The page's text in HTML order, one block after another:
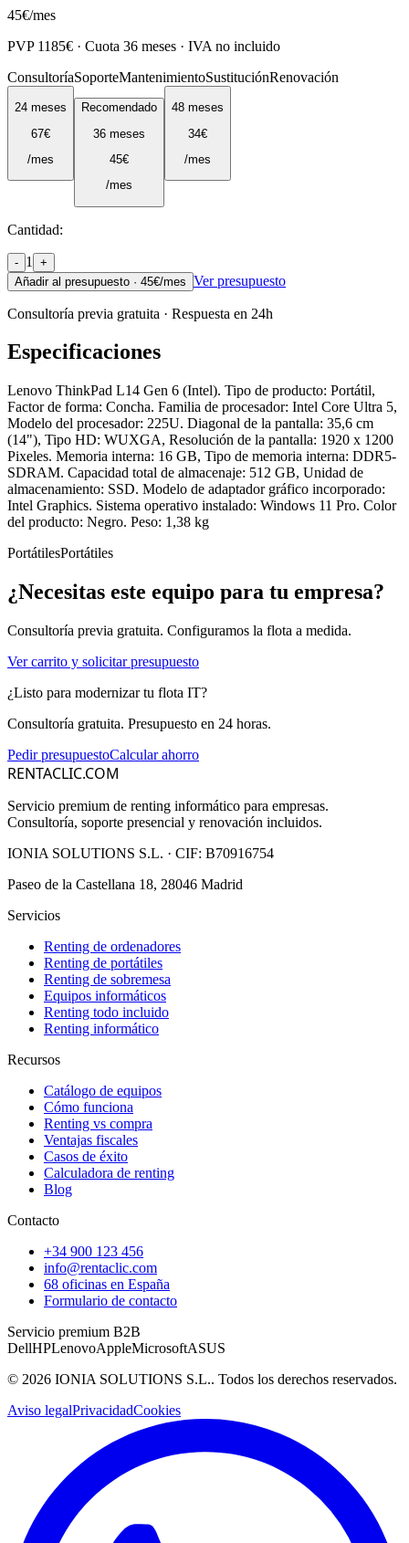
45€/mes
PVP 1185€ · Cuota 36 meses · IVA no incluido
ConsultoríaSoporteMantenimientoSustituciónRenovación
24 meses
67€
/mes
Recomendado
36 meses
45€
/mes
48 meses
34€
/mes
Cantidad:
- 1
+
Añadir al presupuesto · 45€/mes Ver presupuesto
Consultoría previa gratuita · Respuesta en 24h
Especificaciones
Lenovo ThinkPad L14 Gen 6 (Intel). Tipo de producto: Portátil,
Factor de forma: Concha. Familia de procesador: Intel Core Ultra 5,
Modelo del procesador: 225U. Diagonal de la pantalla: 35,6 cm
(14"), Tipo HD: WUXGA, Resolución de la pantalla: 1920 x 1200
Pixeles. Memoria interna: 16 GB, Tipo de memoria interna: DDR5-
SDRAM. Capacidad total de almacenaje: 512 GB, Unidad de
almacenamiento: SSD. Modelo de adaptador gráfico incorporado:
Intel Graphics. Sistema operativo instalado: Windows 11 Pro. Color
del producto: Negro. Peso: 1,38 kg
PortátilesPortátiles
¿Necesitas este equipo para tu empresa?
Consultoría previa gratuita. Configuramos la flota a medida.
Ver carrito y solicitar presupuesto
¿Listo para modernizar tu flota IT?
Consultoría gratuita. Presupuesto en 24 horas.
Pedir presupuestoCalcular ahorro
RENTACLIC.COM
Servicio premium de renting informático para empresas.
Consultoría, soporte presencial y renovación incluidos.
IONIA SOLUTIONS S.L. · CIF: B70916754
Paseo de la Castellana 18, 28046 Madrid
Servicios
Renting de ordenadores
Renting de portátiles
Renting de sobremesa
Equipos informáticos
Renting todo incluido
Renting informático
Recursos
Catálogo de equipos
Cómo funciona
Renting vs compra
Ventajas fiscales
Casos de éxito
Calculadora de renting
Blog
Contacto
+34 900 123 456
info@rentaclic.com
68 oficinas en España
Formulario de contacto
Servicio premium B2B
DellHPLenovoAppleMicrosoftASUS
© 2026 IONIA SOLUTIONS S.L.. Todos los derechos reservados.
Aviso legalPrivacidadCookies